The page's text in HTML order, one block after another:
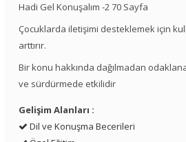
Hadi Gel Konuşalım -2 70 Sayfa
Çocuklarda iletişimi desteklemek için
arttırır.
Bir konu hakkında dağılmadan
ve sürdürmede etkilidir
Gelişim Alanları :
Dil ve Konuşma Becerileri